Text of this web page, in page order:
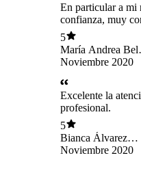
En particular a mi
confianza, muy
te hace sentir
que realmente
le
5
María Andrea
Pizarro Llanos
Noviembre 2020
Excelente la
profesional.
5
Bianca Álvarez
Olguin
Noviembre 2020